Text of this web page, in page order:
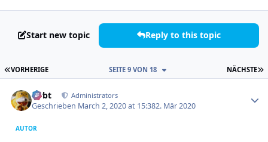
Start new topic Reply to this topic
ERSTE SEITE
VORHERIGE NÄCHSTE
SEITE 9 VON 18
rtrbt Administrators
Geschrieben March 2, 2020 at 15:382. Mär 2020
AUTOR